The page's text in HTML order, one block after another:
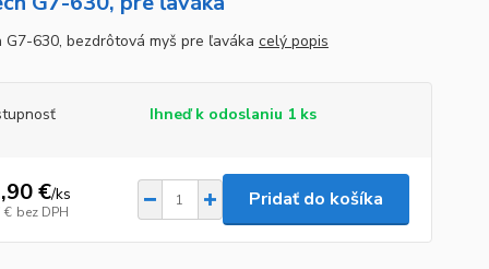
G7-630, bezdrôtová myš pre ľaváka celý popis
Ihneď k odoslaniu 1 ks
€/ks
€ bez DPH
Pridať do košíka